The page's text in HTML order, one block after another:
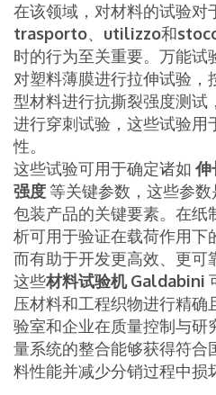
在该领域，对材料的试验对
trasporto、 utilizzo和
时的行为至关重要。万能试
对塑料薄膜进行拉伸试验，
型材料进行抗撕裂强度测试
进行穿刺试验，这些试验用
性。
这些试验可用于确定诸如伸
强度等关键参数，这些参
包装产品的关键要素。在纸
析可用于验证在载荷作用下
而有助于开发更高效、更可
这些材料试验机 Galdabini
压材料和工程织物进行精确
验室和企业在质量控制与研
量系统的整合能够获得符合
料性能并减少分销过程中损